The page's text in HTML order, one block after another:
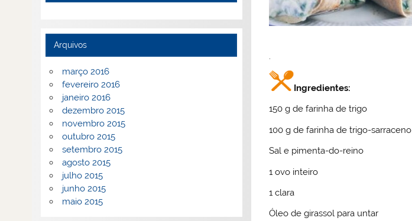
Ingredientes:
150 g de farinha de trigo
100 g de farinha de trigo-sarraceno
Sal e pimenta-do-reino
1 ovo inteiro
1 clara
Óleo de girassol para untar
Arquivos
março 2016
fevereiro 2016
janeiro 2016
dezembro 2015
novembro 2015
outubro 2015
setembro 2015
agosto 2015
julho 2015
junho 2015
maio 2015